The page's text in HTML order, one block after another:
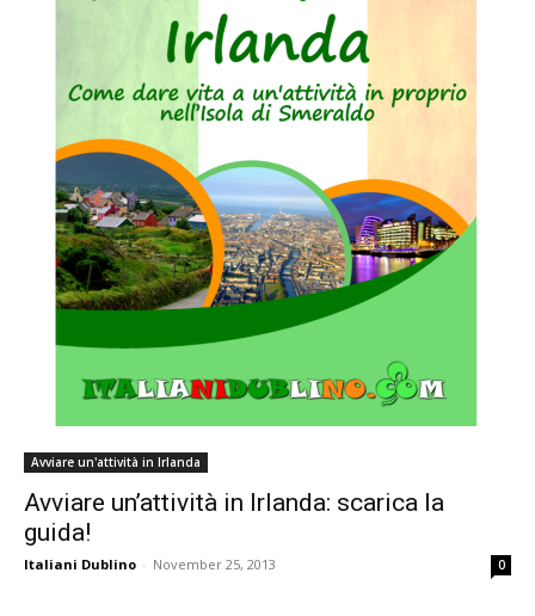
Avviare un'attività in Irlanda
Avviare un’attività in Irlanda: scarica la
guida!
Italiani Dublino - November 25, 2013 0